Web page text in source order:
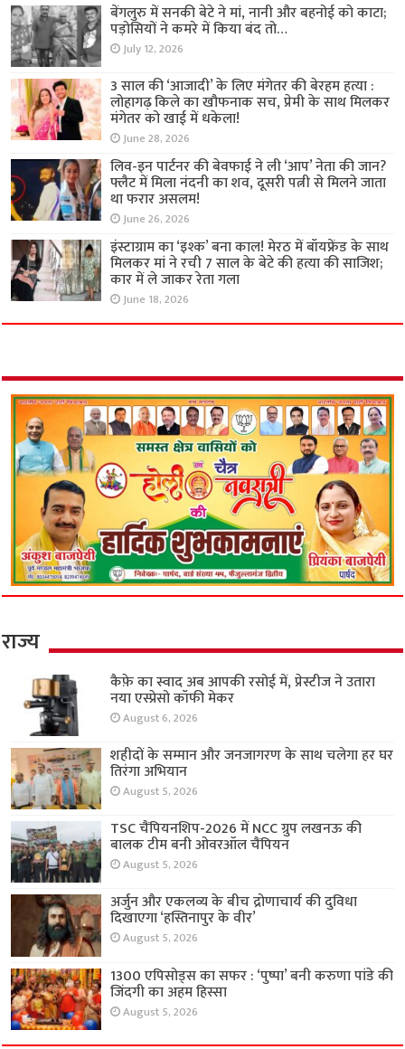
बेंगलुरु में सनकी बेटे ने मां, नानी और बहनोई को काटा;
पड़ोसियों ने कमरे में किया बंद तो…
July 12, 2026
3 साल की ‘आजादी’ के लिए मंगेतर की बेरहम हत्या :
लोहागढ़ किले का खौफनाक सच, प्रेमी के साथ मिलकर
मंगेतर को खाई में धकेला!
June 28, 2026
लिव-इन पार्टनर की बेवफाई ने ली ‘आप’ नेता की जान?
फ्लैट में मिला नंदनी का शव, दूसरी पत्नी से मिलने जाता
था फरार असलम!
June 26, 2026
इंस्टाग्राम का ‘इश्क’ बना काल! मेरठ में बॉयफ्रेंड के साथ
मिलकर मां ने रची 7 साल के बेटे की हत्या की साजिश;
कार में ले जाकर रेता गला
June 18, 2026
राज्य
कैफ़े का स्वाद अब आपकी रसोई में, प्रेस्टीज ने उतारा
नया एस्प्रेसो कॉफी मेकर
August 6, 2026
शहीदों के सम्मान और जनजागरण के साथ चलेगा हर घर
तिरंगा अभियान
August 5, 2026
TSC चैंपियनशिप-2026 में NCC ग्रुप लखनऊ की
बालक टीम बनी ओवरऑल चैंपियन
August 5, 2026
अर्जुन और एकलव्य के बीच द्रोणाचार्य की दुविधा
दिखाएगा ‘हस्तिनापुर के वीर’
August 5, 2026
1300 एपिसोड्स का सफर : ‘पुष्पा’ बनी करुणा पांडे की
जिंदगी का अहम हिस्सा
August 5, 2026